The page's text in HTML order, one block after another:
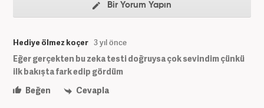
Bir Yorum Yapın
Hediye ölmez koçer 3 yıl önce
Eğer gerçekten bu zeka testi doğruysa çok sevindim çünkü
ilk bakışta fark edip gördüm
Beğen
Cevapla